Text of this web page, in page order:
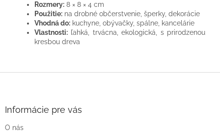
Rozmery: 8 × 8 × 4 cm
Použitie: na drobné občerstvenie, šperky, dekorácie
Vhodná do: kuchyne, obývačky, spálne, kancelárie
Vlastnosti: ľahká, trvácna, ekologická, s prirodzenou
kresbou dreva
Informácie pre vás
O nás